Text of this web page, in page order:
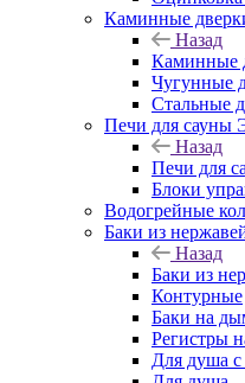
Каминные
Назад
Каминные
Чугунные
Стальные
Печи для сауны
Назад
Печи для
Блоки
Водогрейные
Баки из
Назад
Баки из
Контурные
Баки на
Регистры
Для душа